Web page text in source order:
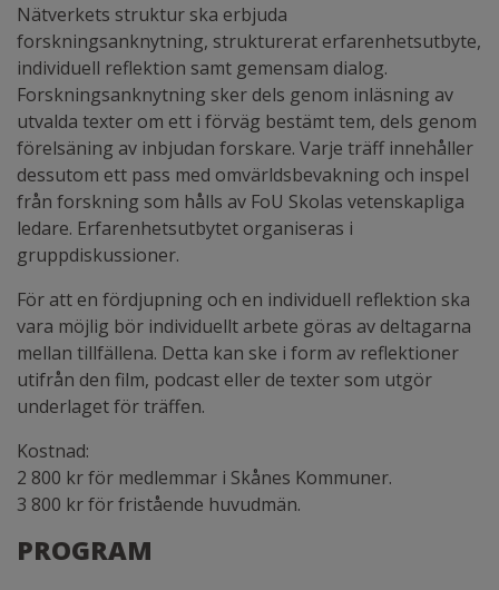
Nätverkets struktur ska erbjuda
forskningsanknytning, strukturerat erfarenhetsutbyte,
individuell reflektion samt gemensam dialog.
Forskningsanknytning sker dels genom inläsning av
utvalda texter om ett i förväg bestämt tem, dels genom
förelsäning av inbjudan forskare. Varje träff innehåller
dessutom ett pass med omvärldsbevakning och inspel
från forskning som hålls av FoU Skolas vetenskapliga
ledare. Erfarenhetsutbytet organiseras i
gruppdiskussioner.
För att en fördjupning och en individuell reflektion ska
vara möjlig bör individuellt arbete göras av deltagarna
mellan tillfällena. Detta kan ske i form av reflektioner
utifrån den film, podcast eller de texter som utgör
underlaget för träffen.
Kostnad:
2 800 kr för medlemmar i Skånes Kommuner.
3 800 kr för fristående huvudmän.
PROGRAM